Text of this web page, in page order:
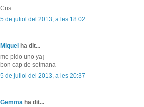
Cris
5 de juliol del 2013, a les 18:02
Miquel ha dit...
me pido uno ya¡
bon cap de setmana
5 de juliol del 2013, a les 20:37
Gemma ha dit...